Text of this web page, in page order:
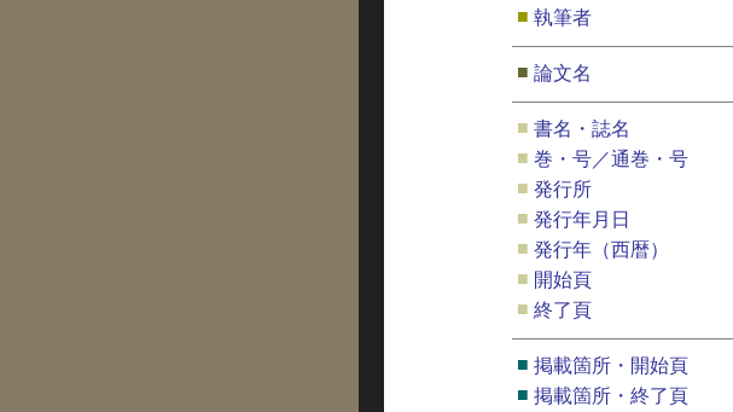
■ 執筆者
■ 論文名
■ 書名・誌名
■ 巻・号／通巻・号
■ 発行所
■ 発行年月日
■ 発行年（西暦）
■ 開始頁
■ 終了頁
■ 掲載箇所・開始頁
■ 掲載箇所・終了頁